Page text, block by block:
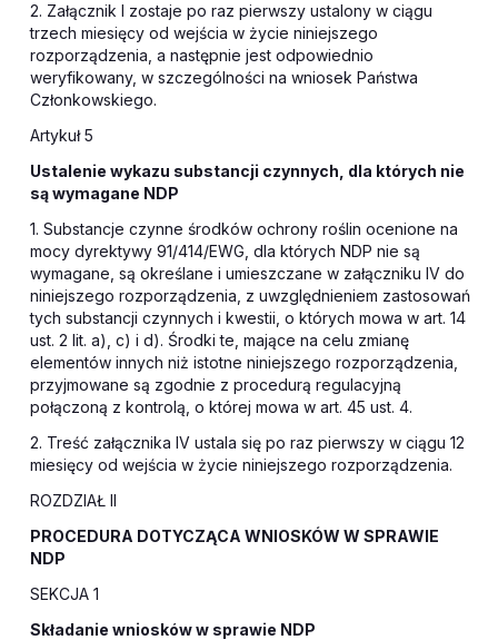
2. Załącznik I zostaje po raz pierwszy ustalony w ciągu
trzech miesięcy od wejścia w życie niniejszego
rozporządzenia, a następnie jest odpowiednio
weryfikowany, w szczególności na wniosek Państwa
Członkowskiego.
Artykuł 5
Ustalenie wykazu substancji czynnych, dla których nie
są wymagane NDP
1. Substancje czynne środków ochrony roślin ocenione na
mocy dyrektywy 91/414/EWG, dla których NDP nie są
wymagane, są określane i umieszczane w załączniku IV do
niniejszego rozporządzenia, z uwzględnieniem zastosowań
tych substancji czynnych i kwestii, o których mowa w art. 14
ust. 2 lit. a), c) i d). Środki te, mające na celu zmianę
elementów innych niż istotne niniejszego rozporządzenia,
przyjmowane są zgodnie z procedurą regulacyjną
połączoną z kontrolą, o której mowa w art. 45 ust. 4.
2. Treść załącznika IV ustala się po raz pierwszy w ciągu 12
miesięcy od wejścia w życie niniejszego rozporządzenia.
ROZDZIAŁ II
PROCEDURA DOTYCZĄCA WNIOSKÓW W SPRAWIE
NDP
SEKCJA 1
Składanie wniosków w sprawie NDP